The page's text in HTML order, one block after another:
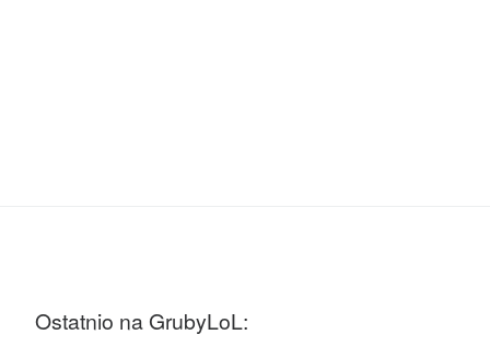
Ostatnio na GrubyLoL: